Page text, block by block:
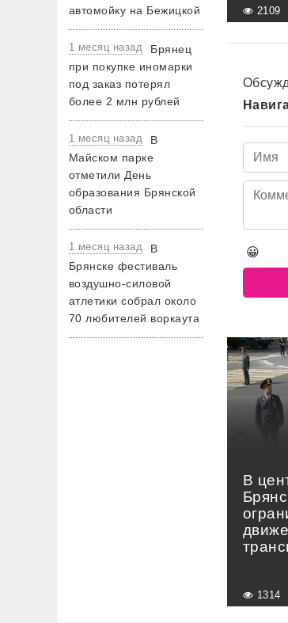
автомойку на Бежицкой
1 месяц назад
Брянец
при покупке иномарки
под заказ потерял
более 2 млн рублей
1 месяц назад
В
Майском парке
отметили День
образования Брянской
области
1 месяц назад
В
Брянске фестиваль
воздушно-силовой
атлетики собрал около
70 любителей воркаута
2109
😀
В
1314